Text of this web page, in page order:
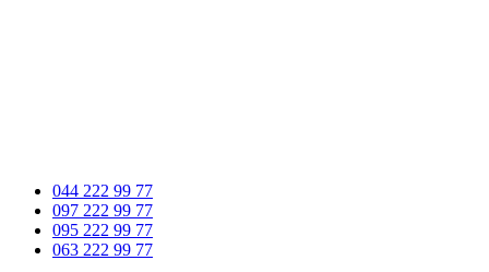
044 222 99 77
097 222 99 77
095 222 99 77
063 222 99 77